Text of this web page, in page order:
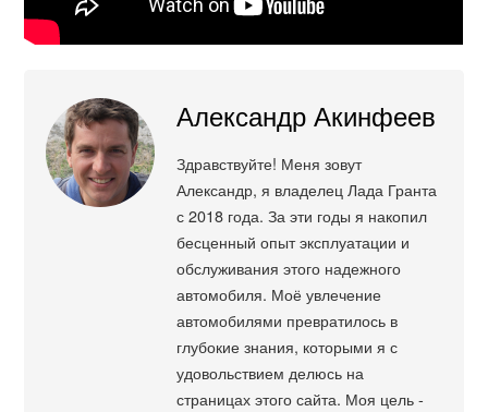
Александр Акинфеев
Здравствуйте! Меня зовут
Александр, я владелец Лада Гранта
с 2018 года. За эти годы я накопил
бесценный опыт эксплуатации и
обслуживания этого надежного
автомобиля. Моё увлечение
автомобилями превратилось в
глубокие знания, которыми я с
удовольствием делюсь на
страницах этого сайта. Моя цель -